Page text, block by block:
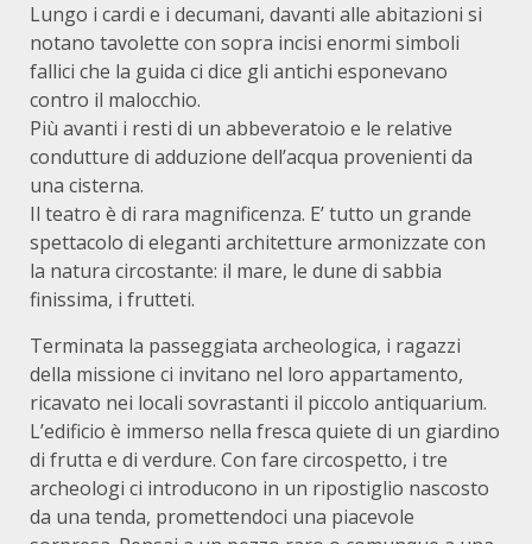
Lungo i cardi e i decumani, davanti alle abitazioni si
notano tavo­lette con sopra incisi enormi simboli
fallici che la guida ci dice gli antichi esponevano
contro il malocchio.
Più avanti i resti di un abbeveratoio e le relative
condutture di ad­duzione dell’acqua provenienti da
una cisterna.
Il teatro è di rara magnificenza. E’ tutto un grande
spettacolo di eleganti architetture armonizzate con
la natura circostante: il mare, le dune di sabbia
finissima, i frutteti.
Terminata la passeggiata archeologica, i ragazzi
della mis­sione ci invitano nel loro appartamento,
ricavato nei locali sovra­stanti il piccolo antiquarium.
L’edificio è immerso nella fresca quiete di un giardino
di frutta e di verdure. Con fare circospetto, i tre
archeologi ci introducono in un ripostiglio nascosto
da una tenda, promettendoci una piacevole